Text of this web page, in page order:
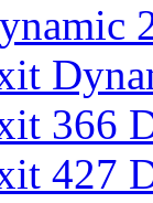
366
427